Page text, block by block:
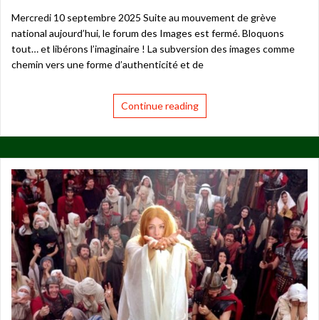
Mercredi 10 septembre 2025 Suite au mouvement de grève
national aujourd’hui, le forum des Images est fermé. Bloquons
tout… et libérons l’imaginaire ! La subversion des images comme
chemin vers une forme d’authenticité et de
Continue reading